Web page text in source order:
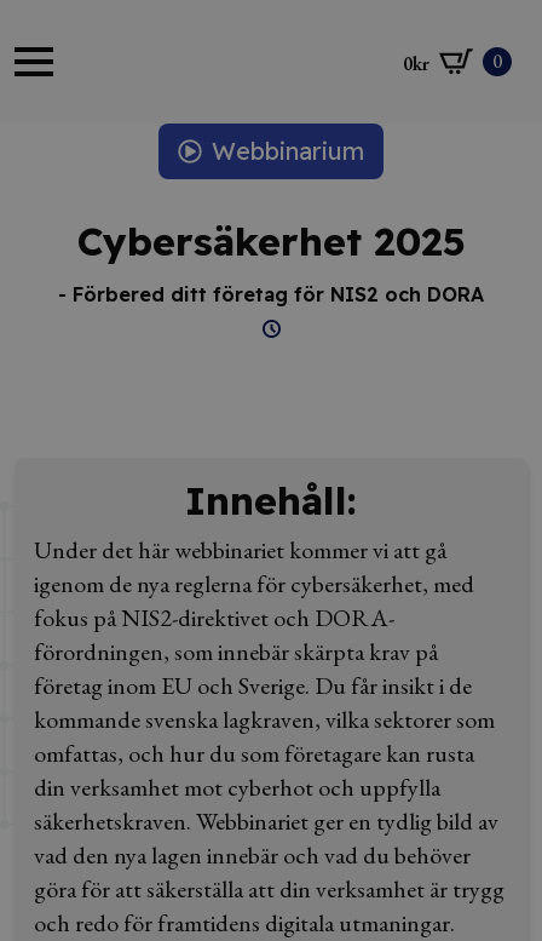
0kr 0
Webbinarium
Cybersäkerhet 2025
- Förbered ditt företag för NIS2 och DORA
Innehåll:
Under det här webbinariet kommer vi att gå
igenom de nya reglerna för cybersäkerhet, med
fokus på NIS2-direktivet och DORA-
förordningen, som innebär skärpta krav på
företag inom EU och Sverige. Du får insikt i de
kommande svenska lagkraven, vilka sektorer som
omfattas, och hur du som företagare kan rusta
din verksamhet mot cyberhot och uppfylla
säkerhetskraven. Webbinariet ger en tydlig bild av
vad den nya lagen innebär och vad du behöver
göra för att säkerställa att din verksamhet är trygg
och redo för framtidens digitala utmaningar.